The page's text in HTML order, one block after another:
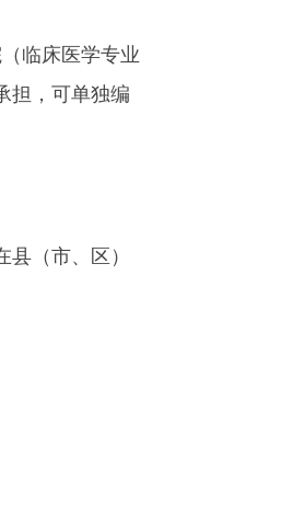
临床医学专业
担，可单独编
（市、区）